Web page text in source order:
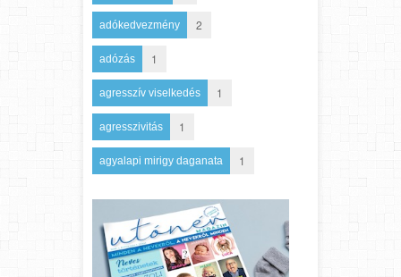
adókedvezmény 2
adózás 1
agresszív viselkedés 1
agresszivitás 1
agyalapi mirigy daganata 1